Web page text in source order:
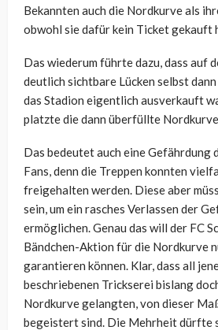
Bekannten auch die Nordkurve als
obwohl sie dafür kein Ticket gekauft
Das wiederum führte dazu, dass auf
deutlich sichtbare Lücken selbst
das Stadion eigentlich ausverkauft
platzte die dann überfüllte
Das bedeutet auch eine Gefährdung
Fans, denn die Treppen konnten
freigehalten werden. Diese aber
sein, um ein rasches Verlassen der
ermöglichen. Genau das will der FC
Bändchen-Aktion für die Nordkurve
garantieren können. Klar, dass all
beschriebenen Trickserei bislang
Nordkurve gelangten, von dieser
begeistert sind. Die Mehrheit dürfte